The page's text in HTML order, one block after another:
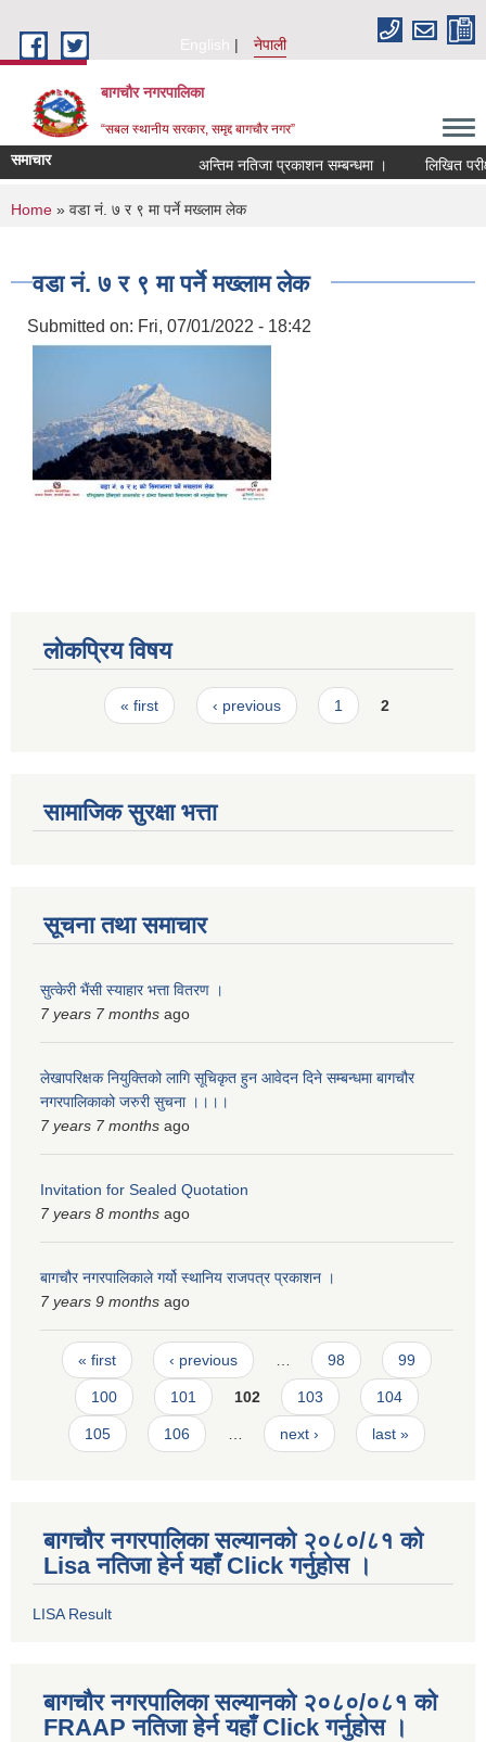
English
नेपाली
बागचौर नगरपालिका
“सबल स्थानीय सरकार, समृद्द बागचौर नगर”
समाचार अन्तिम नतिजा प्रकाशन सम्बन्धमा । लिखित
You are here
Home » वडा नं. ७ र ९ मा पर्ने मख्लाम लेक
वडा नं. ७ र ९ मा पर्ने मख्लाम लेक
Submitted on: Fri, 07/01/2022 - 18:42
लोकप्रिय विषय
Pages« first ‹ previous 1 2
सामाजिक सुरक्षा भत्ता
सूचना तथा समाचार
सुत्केरी भैंसी स्याहार भत्ता वितरण ।
7 years 7 months ago
लेखापरिक्षक नियुक्तिको लागि सूचिकृत हुन आवेदन दिने सम्बन्धमा बागचौर
नगरपालिकाको जरुरी सुचना ।।।।
7 years 7 months ago
Invitation for Sealed Quotation
7 years 8 months ago
बागचौर नगरपालिकाले गर्यो स्थानिय राजपत्र प्रकाशन ।
7 years 9 months ago
Pages
« first ‹ previous … 98 99
100 101 102 103 104
105 106 … next › last »
बागचौर नगरपालिका सल्यानको २०८०/८१ को
Lisa नतिजा हेर्न यहाँ Click गर्नुहोस ।
LISA Result
बागचौर नगरपालिका सल्यानको २०८०/०८१ को
FRAAP नतिजा हेर्न यहाँ Click गर्नुहोस ।